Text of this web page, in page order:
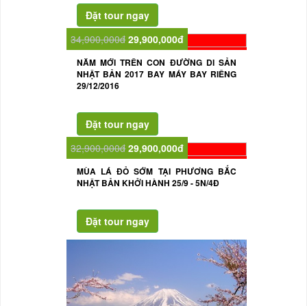
34,900,000đ 29,900,000đ
NĂM MỚI TRÊN CON ĐƯỜNG DI SẢN
NHẬT BẢN 2017 BAY MÁY BAY RIÊNG
29/12/2016
32,900,000đ 29,900,000đ
MÙA LÁ ĐỎ SỚM TẠI PHƯƠNG BẮC
NHẬT BẢN KHỞI HÀNH 25/9 - 5N/4Đ